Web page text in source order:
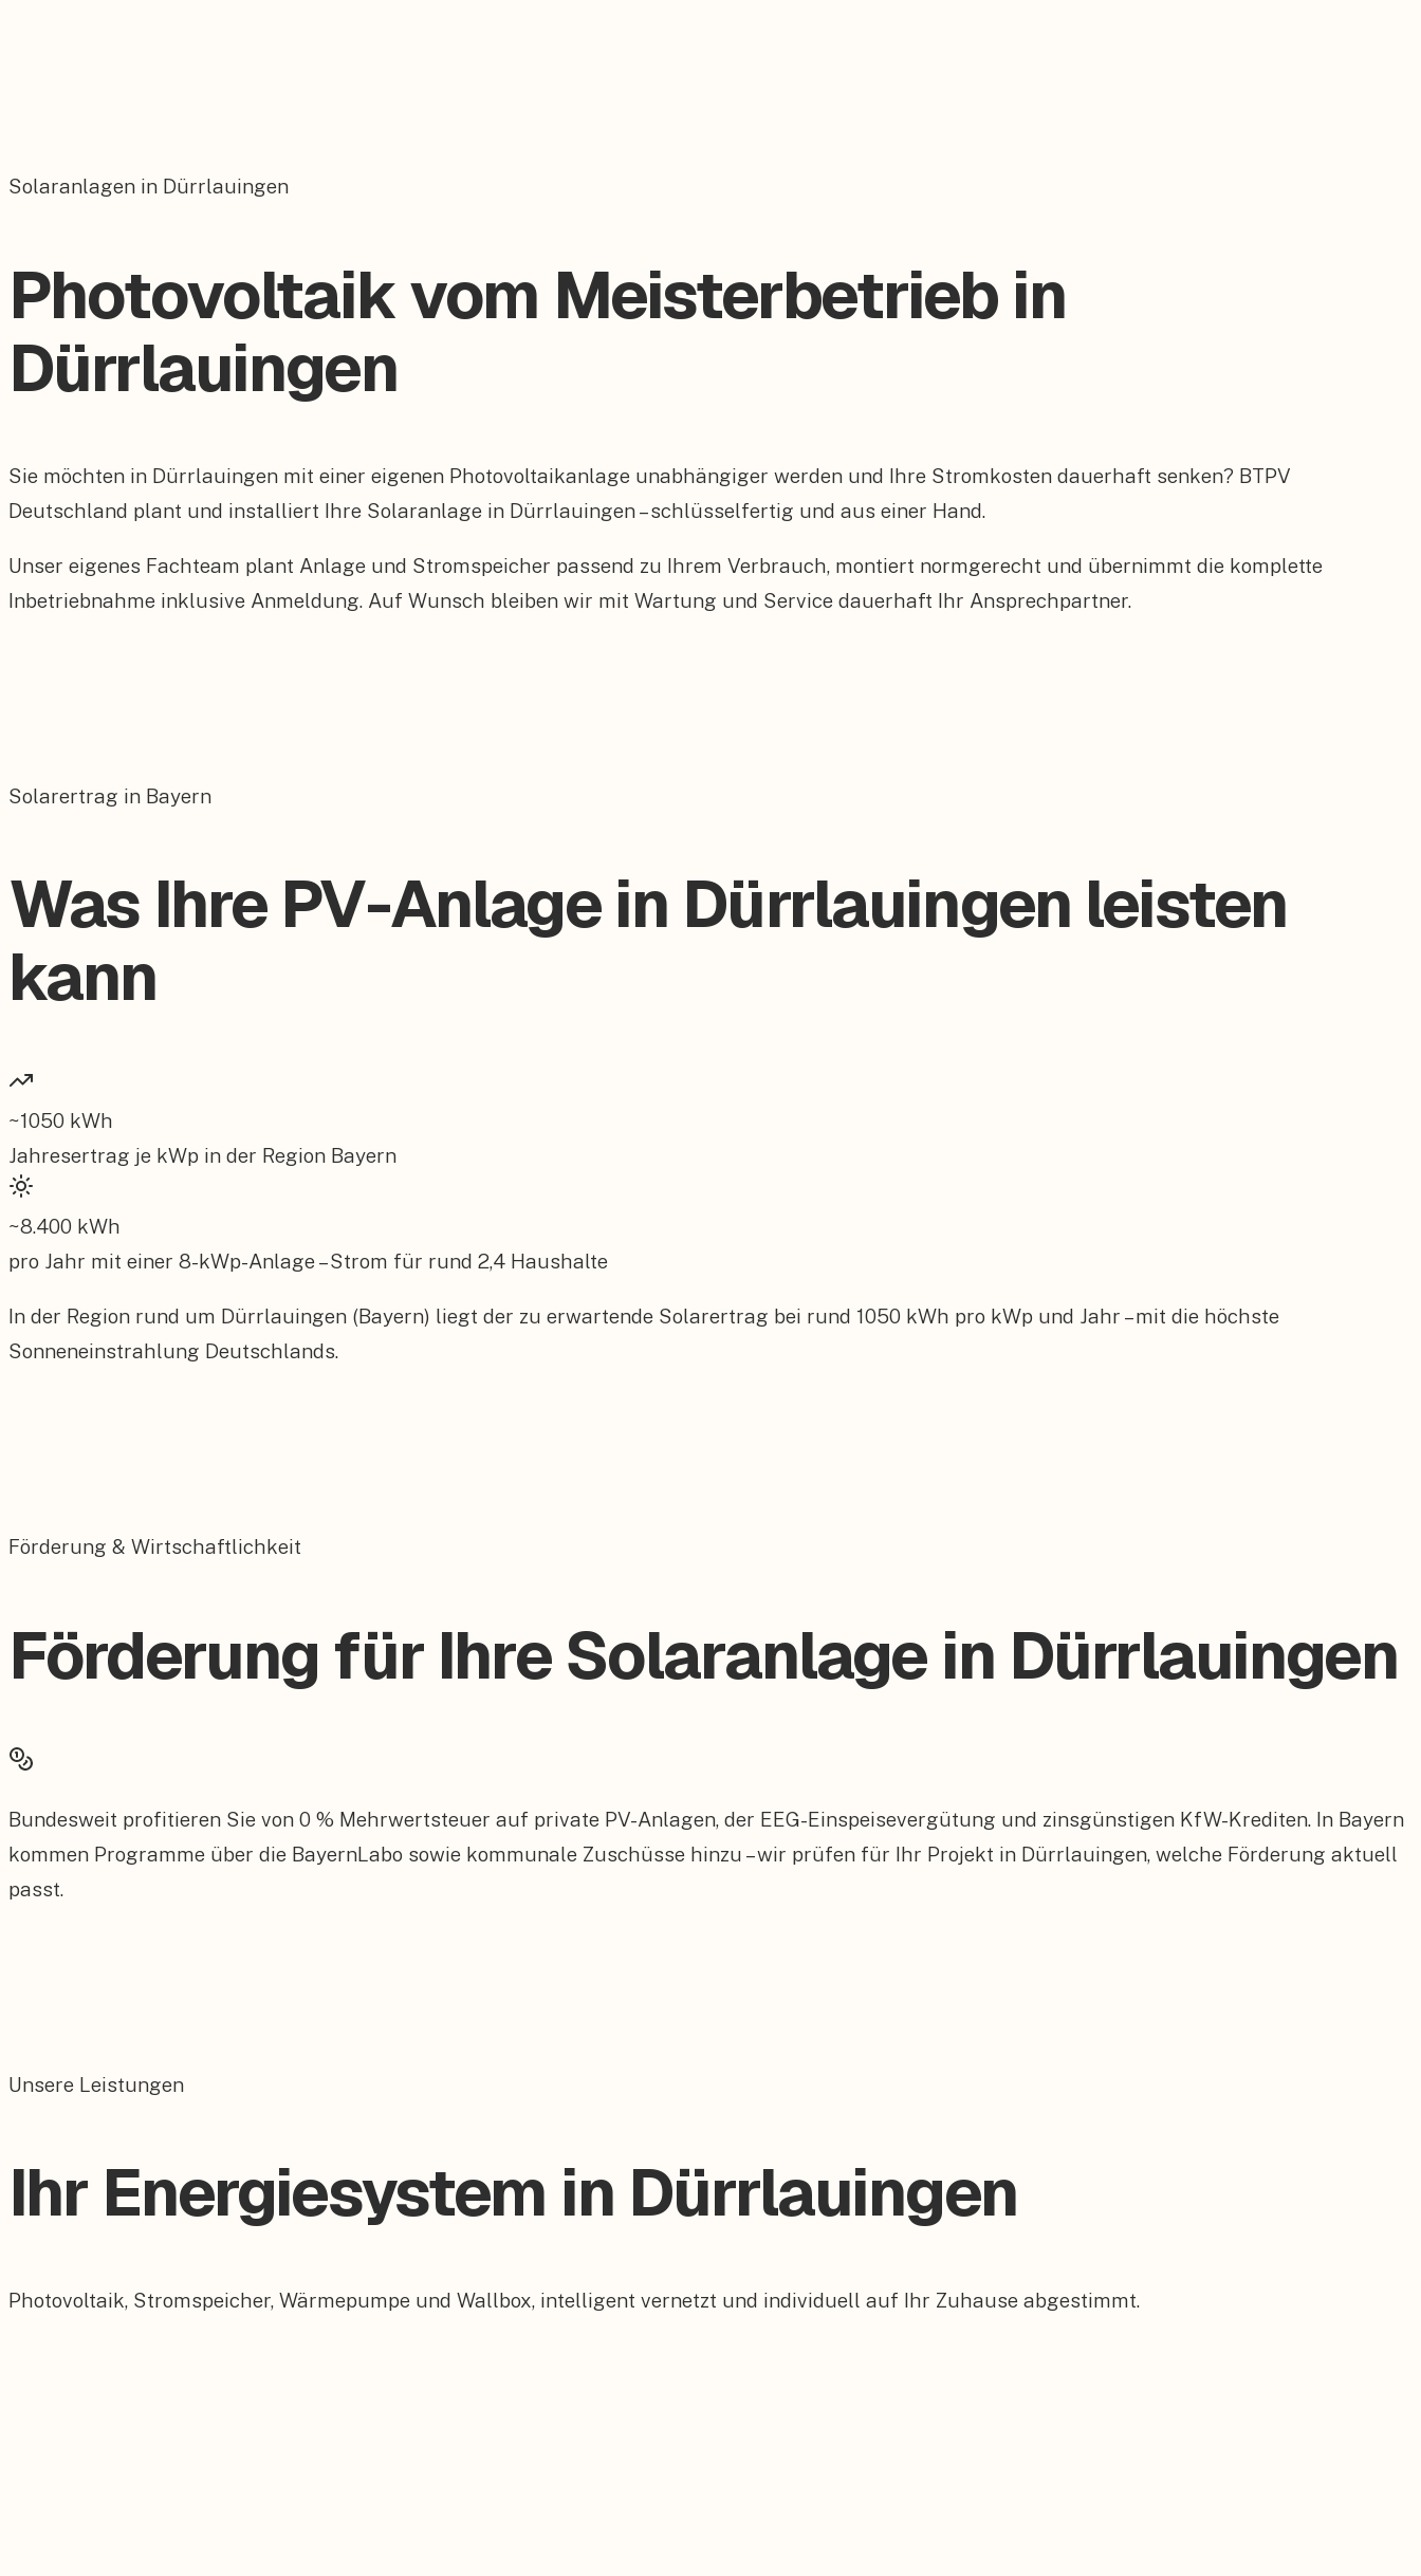
Solaranlagen in Dürrlauingen
Photovoltaik vom Meisterbetrieb in
Dürrlauingen
Sie möchten in Dürrlauingen mit einer eigenen Photovoltaikanlage unabhängiger werden und Ihre Stromkosten dauerhaft senken? BTPV
Deutschland plant und installiert Ihre Solaranlage in Dürrlauingen – schlüsselfertig und aus einer Hand.
Unser eigenes Fachteam plant Anlage und Stromspeicher passend zu Ihrem Verbrauch, montiert normgerecht und übernimmt die komplette
Inbetriebnahme inklusive Anmeldung. Auf Wunsch bleiben wir mit Wartung und Service dauerhaft Ihr Ansprechpartner.
Solarertrag in Bayern
Was Ihre PV-Anlage in Dürrlauingen leisten
kann
~1050 kWh
Jahresertrag je kWp in der Region Bayern
~8.400 kWh
pro Jahr mit einer 8-kWp-Anlage – Strom für rund 2,4 Haushalte
In der Region rund um Dürrlauingen (Bayern) liegt der zu erwartende Solarertrag bei rund 1050 kWh pro kWp und Jahr – mit die höchste
Sonneneinstrahlung Deutschlands.
Förderung & Wirtschaftlichkeit
Förderung für Ihre Solaranlage in Dürrlauingen
Bundesweit profitieren Sie von 0 % Mehrwertsteuer auf private PV-Anlagen, der EEG-Einspeisevergütung und zinsgünstigen KfW-Krediten. In Bayern
kommen Programme über die BayernLabo sowie kommunale Zuschüsse hinzu – wir prüfen für Ihr Projekt in Dürrlauingen, welche Förderung aktuell
passt.
Unsere Leistungen
Ihr Energiesystem in Dürrlauingen
Photovoltaik, Stromspeicher, Wärmepumpe und Wallbox, intelligent vernetzt und individuell auf Ihr Zuhause abgestimmt.